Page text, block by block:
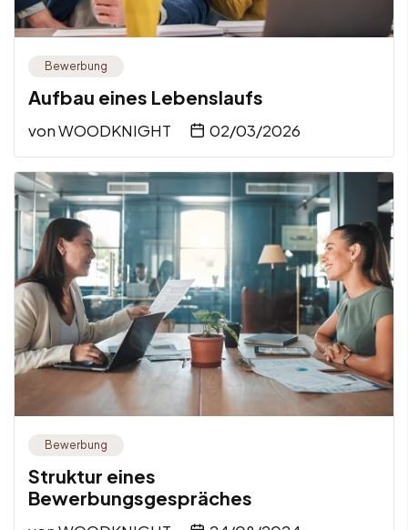
Bewerbung
Aufbau eines Lebenslaufs
vonWOODKNIGHT 02/03/2026
Bewerbung
Struktur eines
Bewerbungsgespräches